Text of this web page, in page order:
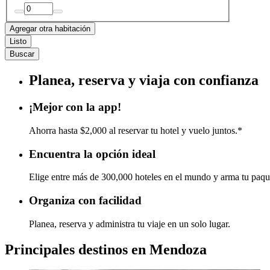
Agregar otra habitación
Listo
Buscar
Planea, reserva y viaja con confianza
¡Mejor con la app!
Ahorra hasta $2,000 al reservar tu hotel y vuelo juntos.*
Encuentra la opción ideal
Elige entre más de 300,000 hoteles en el mundo y arma tu
Organiza con facilidad
Planea, reserva y administra tu viaje en un solo lugar.
Principales destinos en Mendoza